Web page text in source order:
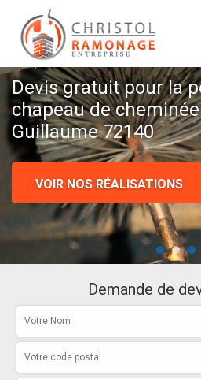
Devis gratuit pour la
chapeau de
Guillaume 72140
VOIR NOS RÉALISATIONS
Demande de